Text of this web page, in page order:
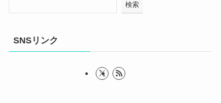
検索
SNSリンク